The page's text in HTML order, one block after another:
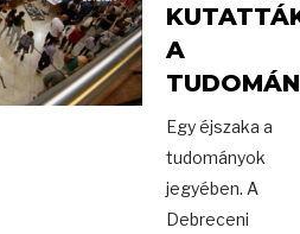
A
Egy éjszaka a
tudományok
jegyében. A
Debreceni